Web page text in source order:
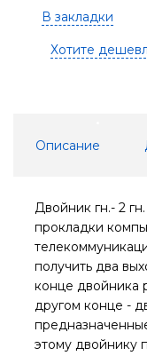
В закладки
Хотите
Описание
Двойник гн.- 2
прокладки
получить два
конце двойника
другом конце -
этому двойнику